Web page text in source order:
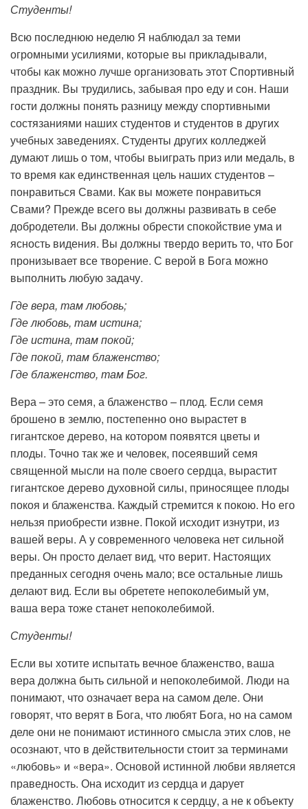
Студенты!
Всю последнюю неделю Я наблюдал за теми
огромными усилиями, которые вы прикладывали,
чтобы как можно лучше организовать этот Спортивный
праздник. Вы трудились, забывая про еду и сон. Наши
гости должны понять разницу между спортивными
состязаниями наших студентов и студентов в других
учебных заведениях. Студенты других колледжей
думают лишь о том, чтобы выиграть приз или медаль, в
то время как единственная цель наших студентов –
понравиться Свами. Как вы можете понравиться
Свами? Прежде всего вы должны развивать в себе
добродетели. Вы должны обрести спокойствие ума и
ясность видения. Вы должны твердо верить то, что Бог
пронизывает все творение. С верой в Бога можно
выполнить любую задачу.
Где вера, там любовь;
Где любовь, там истина;
Где истина, там покой;
Где покой, там блаженство;
Где блаженство, там Бог.
Вера – это семя, а блаженство – плод. Если семя
брошено в землю, постепенно оно вырастет в
гигантское дерево, на котором появятся цветы и
плоды. Точно так же и человек, посеявший семя
священной мысли на поле своего сердца, вырастит
гигантское дерево духовной силы, приносящее плоды
покоя и блаженства. Каждый стремится к покою. Но его
нельзя приобрести извне. Покой исходит изнутри, из
вашей веры. А у современного человека нет сильной
веры. Он просто делает вид, что верит. Настоящих
преданных сегодня очень мало; все остальные лишь
делают вид. Если вы обретете непоколебимый ум,
ваша вера тоже станет непоколебимой.
Студенты!
Если вы хотите испытать вечное блаженство, ваша
вера должна быть сильной и непоколебимой. Люди на
понимают, что означает вера на самом деле. Они
говорят, что верят в Бога, что любят Бога, но на самом
деле они не понимают истинного смысла этих слов, не
осознают, что в действительности стоит за терминами
«любовь» и «вера». Основой истинной любви является
праведность. Она исходит из сердца и дарует
блаженство. Любовь относится к сердцу, а не к объекту